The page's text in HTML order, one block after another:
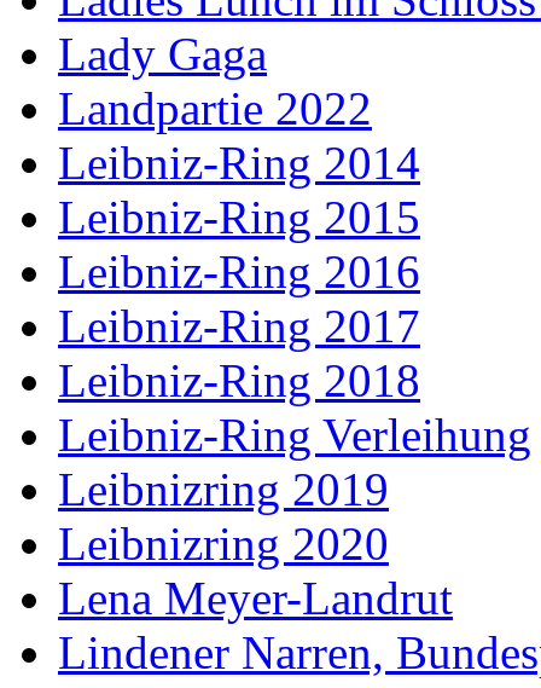
Lady Gaga
Landpartie 2022
Leibniz-Ring 2014
Leibniz-Ring 2015
Leibniz-Ring 2016
Leibniz-Ring 2017
Leibniz-Ring 2018
Leibniz-Ring Verleihung
Leibnizring 2019
Leibnizring 2020
Lena Meyer-Landrut
Lindener Narren,